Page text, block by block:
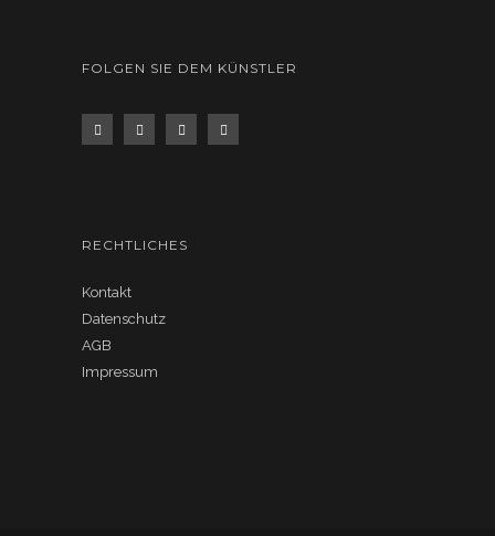
FOLGEN SIE DEM KÜNSTLER
RECHTLICHES
Kontakt
Datenschutz
AGB
Impressum